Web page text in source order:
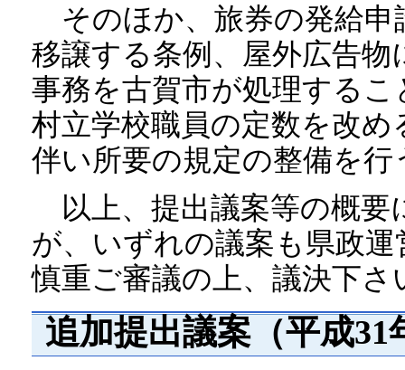
そのほか、旅券の発給申
移譲する条例、屋外広告
事務を古賀市が処理する
村立学校職員の定数を改
伴い所要の規定の整備を
以上、提出議案等の概要
が、いずれの議案も県政
慎重ご審議の上、議決下
追加提出議案（平成31